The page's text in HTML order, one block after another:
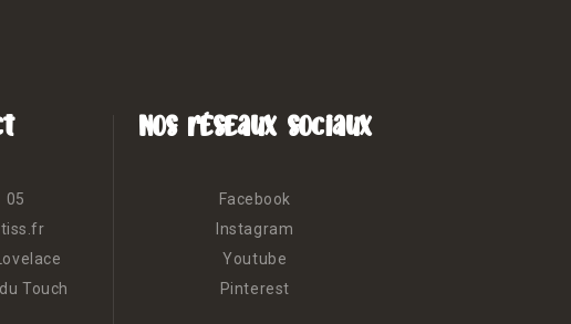
05
Touch
Nos réseaux sociaux
Facebook
Instagram
Youtube
Pinterest